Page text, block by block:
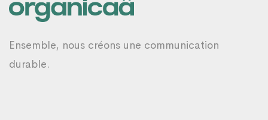
Ensemble, nous créons une communication
durable.